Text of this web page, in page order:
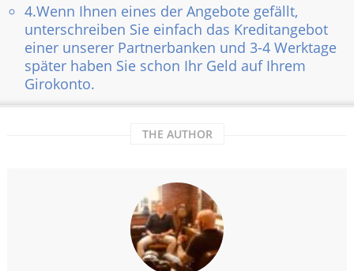
4.Wenn Ihnen eines der Angebote gefällt,
unterschreiben Sie einfach das Kreditangebot
einer unserer Partnerbanken und 3-4 Werktage
später haben Sie schon Ihr Geld auf Ihrem
Girokonto.
THE AUTHOR